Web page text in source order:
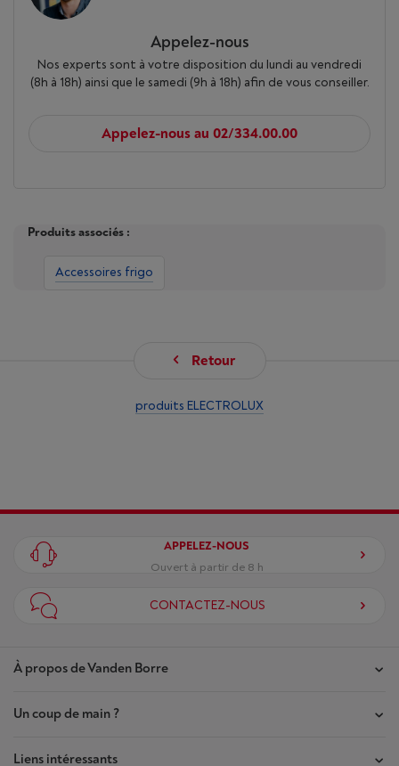
Appelez-nous
Nos experts sont à votre disposition du lundi au vendredi
(8h à 18h) ainsi que le samedi (9h à 18h) afin de vous conseiller.
Appelez-nous au 02/334.00.00
Produits associés :
Accessoires frigo
Retour
produits ELECTROLUX
À propos de Vanden Borre
Nos magasins
Contrat de Confiance
Un coup de main ?
Liens intéressants
APPELEZ-NOUS
Ouvert à partir de 8 h
CONTACTEZ-NOUS